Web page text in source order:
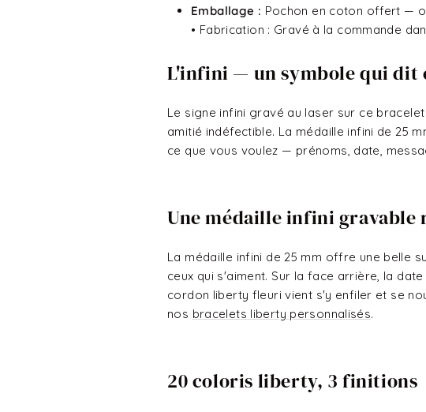
Emballage : Pochon en coton offert —
• Fabrication : Gravé à la commande
L'infini — un symbole qui dit
Le signe infini gravé au laser sur ce
amitié indéfectible. La médaille infini de 25
ce que vous voulez — prénoms, date,
Une médaille infini gravable
La médaille infini de 25 mm offre une belle
ceux qui s'aiment. Sur la face arrière, la
cordon liberty fleuri vient s'y enfiler et se
nos bracelets liberty personnalisés.
20 coloris liberty, 3 finitions